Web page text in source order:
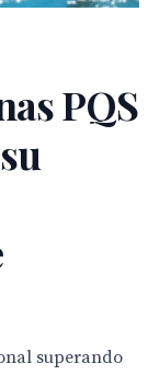
PQS
superando